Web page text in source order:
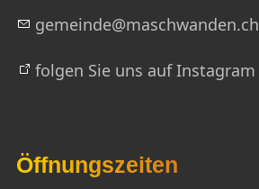
g m nd m schw nd n ch
folgen Sie uns auf Instagram
Öffnungszeiten